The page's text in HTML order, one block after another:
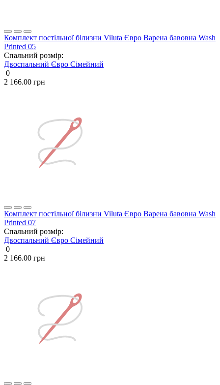
Комплект постільної білизни Viluta Євро Варена бавовна Wash
Printed 05
Спальний розмір:
Двоспальний Євро Сімейний
0
2 166.00 грн
Комплект постільної білизни Viluta Євро Варена бавовна Wash
Printed 07
Спальний розмір:
Двоспальний Євро Сімейний
0
2 166.00 грн